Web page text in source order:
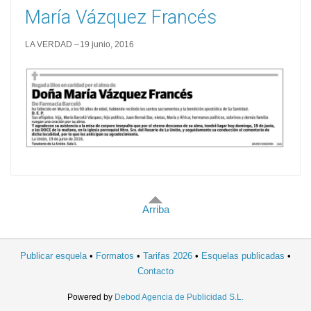
María Vázquez Francés
LA VERDAD 19 junio, 2016
Arriba
Publicar esquela Formatos Tarifas 2026
Esquelas publicadas
Contacto
Powered by Debod Agencia de Publicidad S.L.